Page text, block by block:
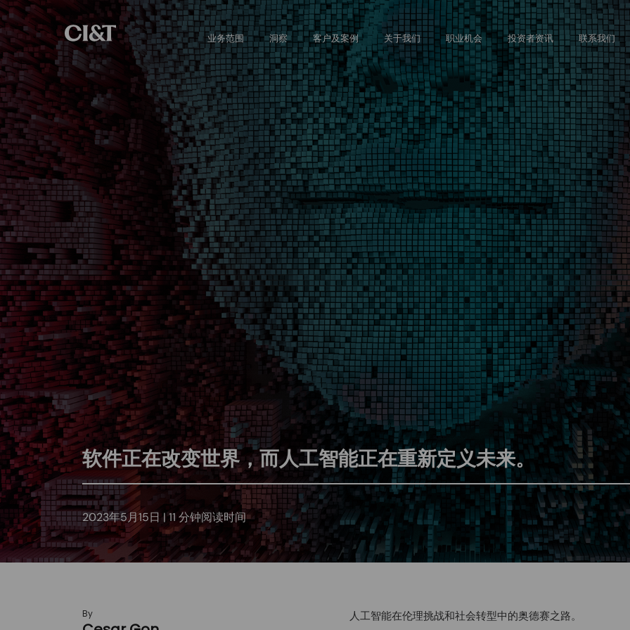
Skip
to
main
content
业务范围 洞察 客户及案例 关于我们 职业机会 投资者资讯 联系我们
软件正在改变世界，而人工智能正在重新定义未来。
2023年5月15日 |11 分钟阅读时间
By 人工智能在伦理挑战和社会转型中的奥德赛之路。